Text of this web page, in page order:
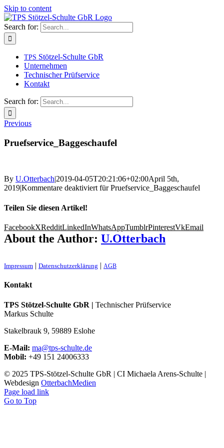
Skip to content
Search for:
TPS Stötzel-Schulte GbR
Unternehmen
Technischer Prüfservice
Kontakt
Search for:
Previous
Pruefservice_Baggeschaufel
By U.Otterbach|2019-04-05T20:21:06+02:00April 5th,
2019|Kommentare deaktiviertfür Pruefservice_Baggeschaufel
Teilen Sie diesen Artikel!
FacebookXRedditLinkedInWhatsAppTumblrPinterestVkEmail
About the Author: U.Otterbach
Impres­sum | Daten­schutz­er­klä­rung | AGB
Kontakt
TPS Stötzel-Schulte GbR | Technischer Prüfservice
Markus Schulte
Stakelbrauk 9, 59889 Eslohe
E-Mail: ma@tps-schulte.de
Mobil: +49 151 24006333
© 2025 TPS-Stötzel-Schulte GbR | CI Michaela Arens-Schulte |
Webdesign OtterbachMedien
Page load link
Go to Top